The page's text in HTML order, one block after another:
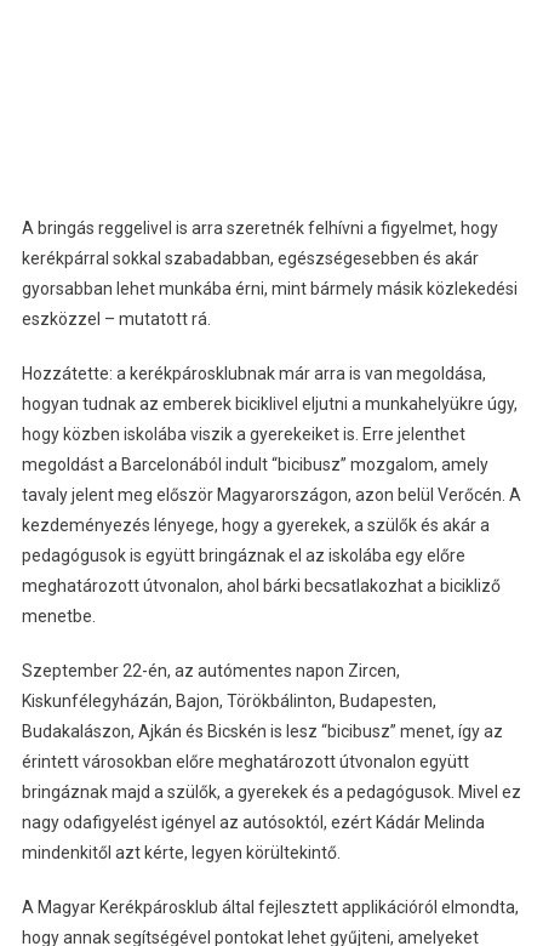
A bringás reggelivel is arra szeretnék felhívni a figyelmet, hogy
kerékpárral sokkal szabadabban, egészségesebben és akár
gyorsabban lehet munkába érni, mint bármely másik közlekedési
eszközzel – mutatott rá.
Hozzátette: a kerékpárosklubnak már arra is van megoldása,
hogyan tudnak az emberek biciklivel eljutni a munkahelyükre úgy,
hogy közben iskolába viszik a gyerekeiket is. Erre jelenthet
megoldást a Barcelonából indult “bicibusz” mozgalom, amely
tavaly jelent meg először Magyarországon, azon belül Verőcén. A
kezdeményezés lényege, hogy a gyerekek, a szülők és akár a
pedagógusok is együtt bringáznak el az iskolába egy előre
meghatározott útvonalon, ahol bárki becsatlakozhat a bicikliző
menetbe.
Szeptember 22-én, az autómentes napon Zircen,
Kiskunfélegyházán, Bajon, Törökbálinton, Budapesten,
Budakalászon, Ajkán és Bicskén is lesz “bicibusz” menet, így az
érintett városokban előre meghatározott útvonalon együtt
bringáznak majd a szülők, a gyerekek és a pedagógusok. Mivel ez
nagy odafigyelést igényel az autósoktól, ezért Kádár Melinda
mindenkitől azt kérte, legyen körültekintő.
A Magyar Kerékpárosklub által fejlesztett applikációról elmondta,
hogy annak segítségével pontokat lehet gyűjteni, amelyeket